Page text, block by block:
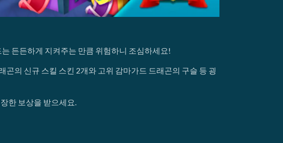
든든하게 지켜주는 만큼 위험하니 조심하세요!
의 신규 스킬 스킨 2개와 고위 감마가드 드래곤의 구슬 등 굉
한 보상을 받으세요.